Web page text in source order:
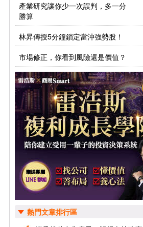
產業研究讓你少一次誤判，多一分
勝算
林昇傳授5分鐘鎖定當沖強勢股！
市場修正，你看到風險還是價值？
熱門文章排行區